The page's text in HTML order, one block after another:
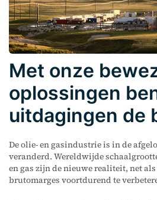
Met onze
oplossingen
uitdagingen de
De olie- en gasindustrie is in de
veranderd. Wereldwijde
en gas zijn de nieuwe realiteit, net
brutomarges voortdurend te